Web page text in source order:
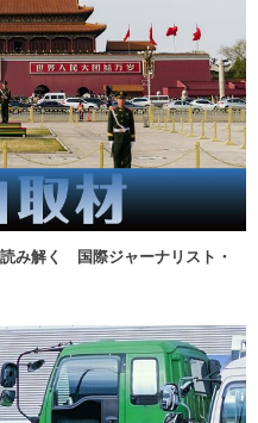
み解く 国際ジャーナリスト・